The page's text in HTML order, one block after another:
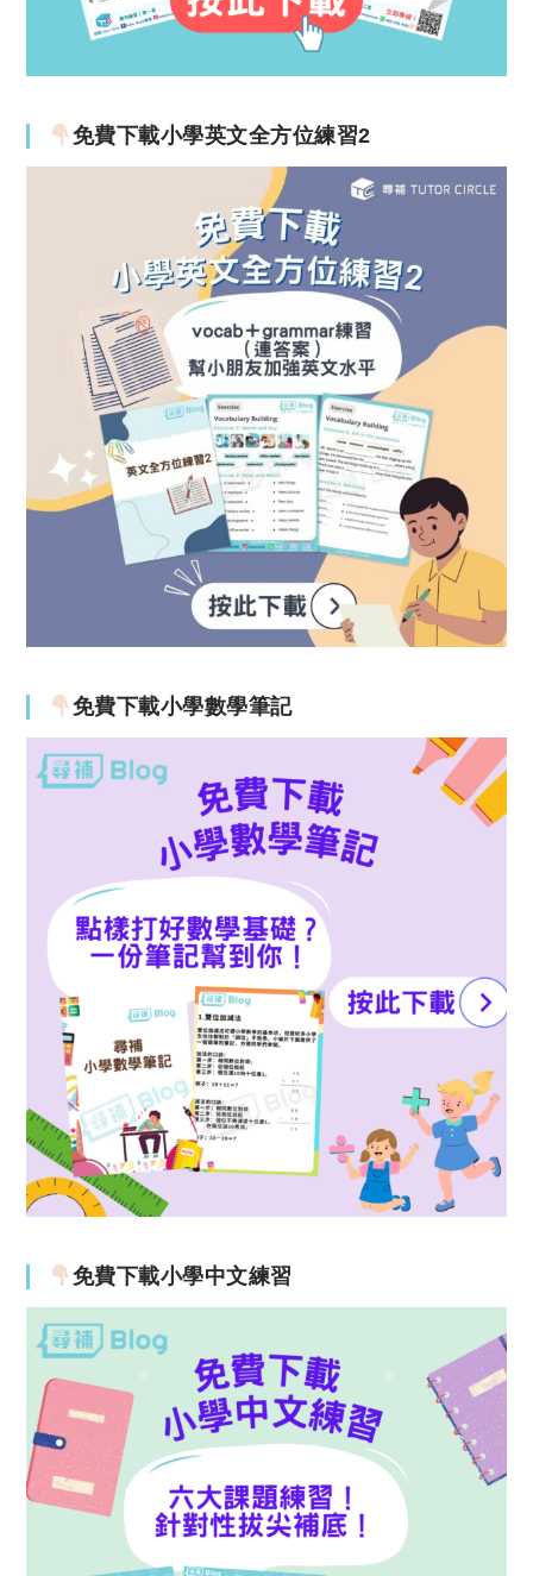
免費下載小學英文全方位練習2
免費下載小學數學筆記
免費下載小學中文練習